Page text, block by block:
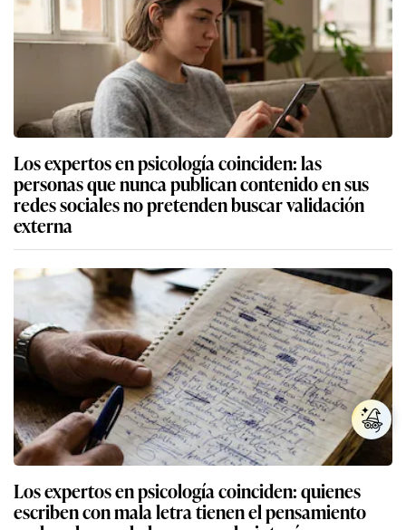
Los expertos en psicología coinciden: las
personas que nunca publican contenido en sus
redes sociales no pretenden buscar validación
externa
Los expertos en psicología coinciden: quienes
escriben con mala letra tienen el pensamiento